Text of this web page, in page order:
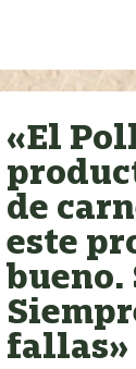
«El
de
este
bueno.
fallas»